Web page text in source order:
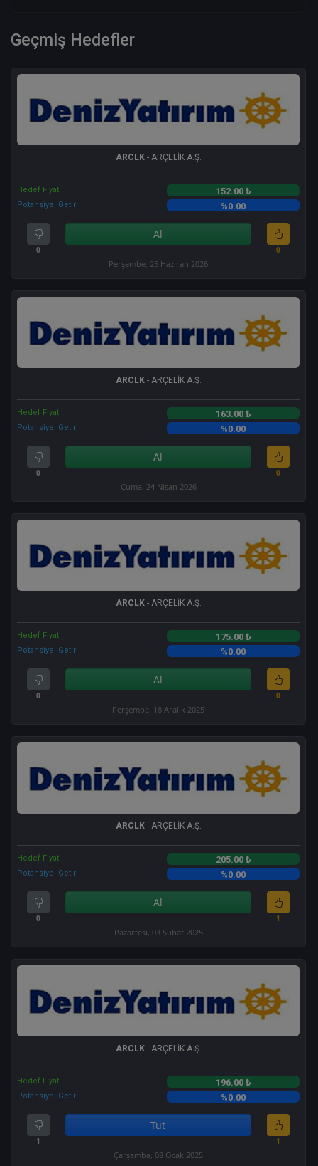
Geçmiş Hedefler
ARCLK- ARÇELİK A.Ş.
Hedef Fiyat 152.00 ₺
Potansiyel Getiri %0.00
0
Al
0
Perşembe, 25 Haziran 2026
ARCLK- ARÇELİK A.Ş.
Hedef Fiyat 163.00 ₺
Potansiyel Getiri %0.00
0
Al
0
Cuma, 24 Nisan 2026
ARCLK- ARÇELİK A.Ş.
Hedef Fiyat 175.00 ₺
Potansiyel Getiri %0.00
0
Al
0
Perşembe, 18 Aralık 2025
ARCLK- ARÇELİK A.Ş.
Hedef Fiyat 205.00 ₺
Potansiyel Getiri %0.00
0
Al
1
Pazartesi, 03 Şubat 2025
ARCLK- ARÇELİK A.Ş.
Hedef Fiyat 196.00 ₺
Potansiyel Getiri %0.00
1
Tut
1
Çarşamba, 08 Ocak 2025